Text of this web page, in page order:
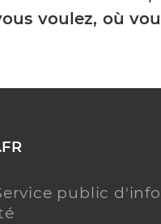
voulez, où
public